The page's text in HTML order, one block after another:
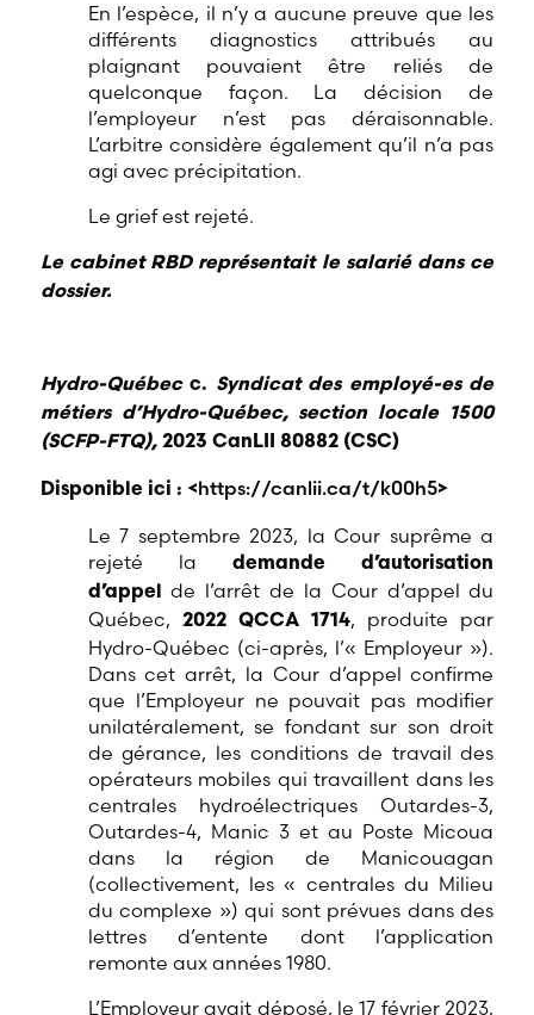
En l’espèce, il n’y a aucune preuve que les
différents diagnostics attribués au
plaignant pouvaient être reliés de
quelconque façon. La décision de
l’employeur n’est pas déraisonnable.
L’arbitre considère également qu’il n’a pas
agi avec précipitation.
Le grief est rejeté.
Le cabinet RBD représentait le salarié dans ce
dossier.
Hydro-Québecc. Syndicat des employé-es de
métiers d’Hydro-Québec, section locale 1500
(SCFP-FTQ),2023 CanLII 80882 (CSC)
Disponible ici : <https://canlii.ca/t/k00h5>
Le 7 septembre 2023, la Cour suprême a
rejeté lademande d’autorisation
d’appel
de l’arrêt de la Cour d’appel du
Québec,
2022 QCCA 1714, produite par
Hydro-Québec (ci-après, l’« Employeur »).
Dans cet arrêt, la Cour d’appel confirme
que l’Employeur ne pouvait pas modifier
unilatéralement, se fondant sur son droit
de gérance, les conditions de travail des
opérateurs mobiles qui travaillent dans les
centrales hydroélectriques Outardes-3,
Outardes-4, Manic 3 et au Poste Micoua
dans la région de Manicouagan
(collectivement, les « centrales du Milieu
du complexe ») qui sont prévues dans des
lettres d’entente dont l’application
remonte aux années 1980.
L’Employeur avait déposé, le 17 février 2023,